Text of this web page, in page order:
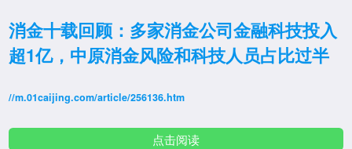
消金十载回顾：多家消金公司金融科技投入
超1亿，中原消金风险和科技人员占比过半
//m.01caijing.com/article/256136.htm
点击阅读